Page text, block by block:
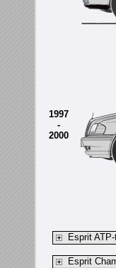
1997
-
2000
Esprit
Esprit